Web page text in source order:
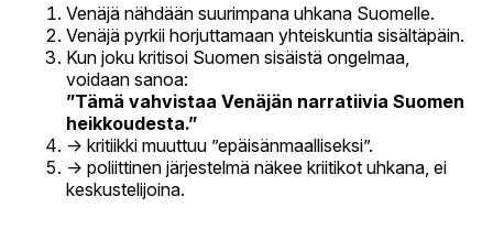
Venäjä nähdään suurimpana uhkana Suomelle.
Venäjä pyrkii horjuttamaan yhteiskuntia sisältäpäin.
Kun joku kritisoi Suomen sisäistä ongelmaa,
voidaan sanoa:
”Tämä vahvistaa Venäjän narratiivia Suomen
heikkoudesta.”
→ kritiikki muuttuu ”epäisänmaalliseksi”.
→ poliittinen järjestelmä näkee kriitikot uhkana, ei
keskustelijoina.